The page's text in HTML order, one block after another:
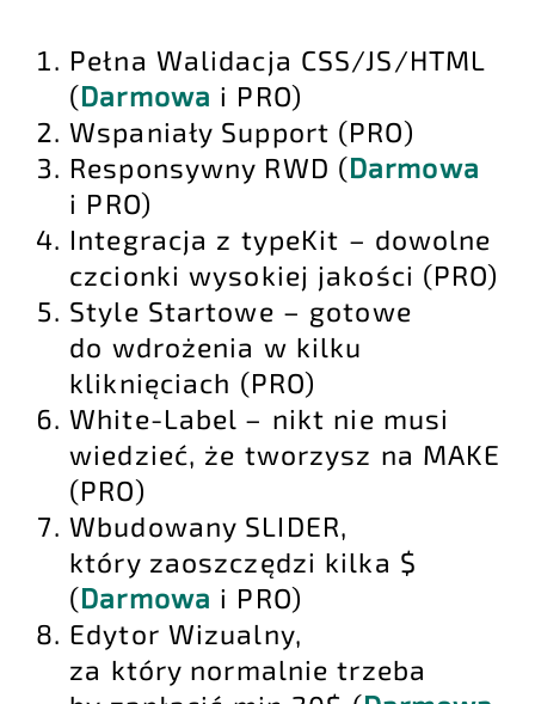
Pełna Walidacja CSS/JS/HTML
(Darmowa i PRO)
Wspaniały Support (PRO)
Responsywny RWD (Darmowa
i PRO)
Integracja z typeKit – dowolne
czcionki wysokiej jakości (PRO)
Style Startowe – gotowe
do wdrożenia w kilku
kliknięciach (PRO)
White-Label – nikt nie musi
wiedzieć, że tworzysz na MAKE
(PRO)
Wbudowany SLIDER,
który zaoszczędzi kilka $
(Darmowa i PRO)
Edytor Wizualny,
za który normalnie trzeba